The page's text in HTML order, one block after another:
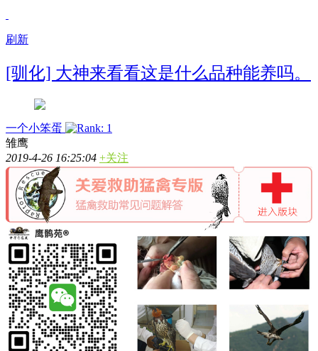
刷新
[驯化] 大神来看看这是什么品种能养吗。
一个小笨蛋
雏鹰
2019-4-26 16:25:04 +关注